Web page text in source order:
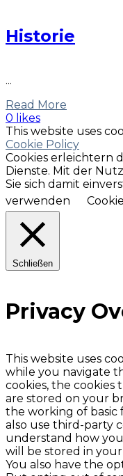
Historie
...
Read More
0 likes
This website uses
Cookie Policy
Cookies erleichtern
Dienste. Mit der
Sie sich damit
verwenden
Schließen
Privacy
This website uses
while you navigate
cookies, the cookies
are stored on your
the working of basic
also use third-party
understand how
will be stored in
You also have the